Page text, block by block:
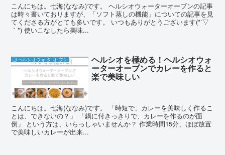
こんにちは。七海(ななみ)です。 ヘルシオウォーターオーブンの記事
は時々書いておりますが、「ソフト蒸しの機能」についての記事を見
てくださる方がとても多いです。 いつもありがとうございます(*´▽
｀*) 使いこなしたら美味...
❏ ヘルシオウォ-タ-オ-ブン ヘルシオを極める！ヘルシオウォ
ーターオーブンでカレーを作ると
楽で美味しい
こんにちは。七海(ななみ)です。 「時短で、カレーを美味しく作るこ
とは、できないの？」 「鍋に付きっきりで、カレーを作るのが面
倒」 という方は、いらっしゃいませんか？ 作業時間15分、ほぼ放置
で美味しいカレーが出来...